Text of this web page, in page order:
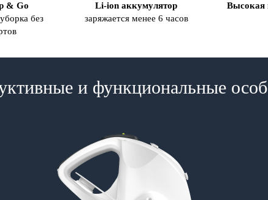
& Go
без
Li-ion аккумулятор
заряжается менее 6 часов
Высокая
и функциональные